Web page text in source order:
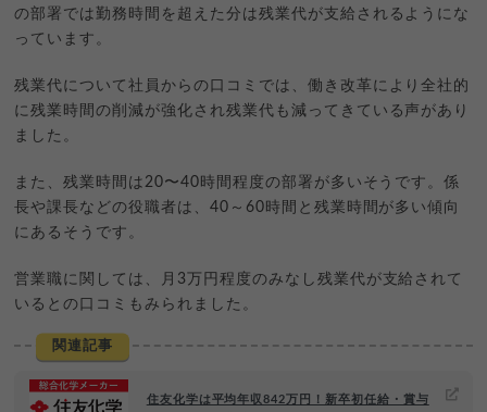
の部署では勤務時間を超えた分は残業代が支給されるようにな
っています。
残業代について社員からの口コミでは、働き改革により全社的
に残業時間の削減が強化され残業代も減ってきている声があり
ました。
また、残業時間は20〜40時間程度の部署が多いそうです。係
長や課長などの役職者は、40～60時間と残業時間が多い傾向
にあるそうです。
営業職に関しては、月3万円程度のみなし残業代が支給されて
いるとの口コミもみられました。
関連記事
住友化学は平均年収842万円！新卒初任給・賞与